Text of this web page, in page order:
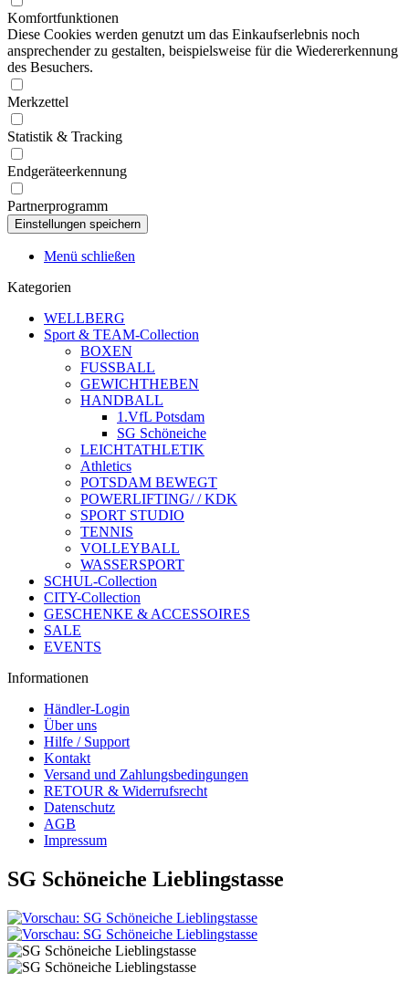
Komfortfunktionen
Diese Cookies werden genutzt um das Einkaufserlebnis noch
ansprechender zu gestalten, beispielsweise für die Wiedererkennung
des Besuchers.
Merkzettel
Statistik & Tracking
Endgeräteerkennung
Partnerprogramm
Menü schließen
Kategorien
WELLBERG
Sport & TEAM-Collection
BOXEN
FUSSBALL
GEWICHTHEBEN
HANDBALL
1.VfL Potsdam
SG Schöneiche
LEICHTATHLETIK
Athletics
POTSDAM BEWEGT
POWERLIFTING/ / KDK
SPORT STUDIO
TENNIS
VOLLEYBALL
WASSERSPORT
SCHUL-Collection
CITY-Collection
GESCHENKE & ACCESSOIRES
SALE
EVENTS
Informationen
Händler-Login
Über uns
Hilfe / Support
Kontakt
Versand und Zahlungsbedingungen
RETOUR & Widerrufsrecht
Datenschutz
AGB
Impressum
SG Schöneiche Lieblingstasse